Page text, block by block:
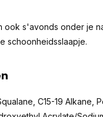
ook s'avonds onder je
schoonheidsslaapje.
C15-19 Alkane,